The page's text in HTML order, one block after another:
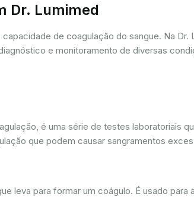
Dr. Lumimed
de coagulação do sangue. Na
e monitoramento de diversas
é uma série de testes laboratoriais
que podem causar sangramentos
leva para formar um coágulo. É usado para